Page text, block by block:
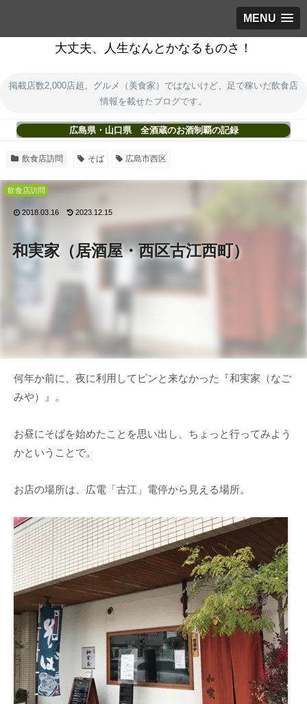
MENU
大丈夫、人生なんとかなるものさ！
掲載店数2,000店超。グルメ（美食家）ではないけど、足で稼いだ飲食店
情報を載せたブログです。
広島県・山口県 全酒蔵のお酒制覇の記録
飲食店訪問 そば 広島市西区
和実家（居酒屋・西区古江西町）
飲食店訪問
2018.03.16 2023.12.15
何年か前に、夜に利用してピンと来なかった『和実家（なご
みや）』。
お昼にそばを始めたことを思い出し、ちょっと行ってみよう
かということで。
お店の場所は、広電「古江」電停から見える場所。